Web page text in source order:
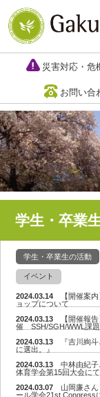
災害対応・危
お問い合
学生・卒業
学生・卒業生の活動
イベント
2024.03.14
【開催案
ョップについて
2024.03.13
【開催報
催 SSH/SGH/WWL課題
2024.03.13
『吉川絢
に選出。』
2024.03.13
中林由紀
体育学会第15回大会に
2024.03.07
山岡廉さ
ール学会21st Congress